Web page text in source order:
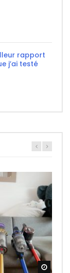
rapport
j’ai testé